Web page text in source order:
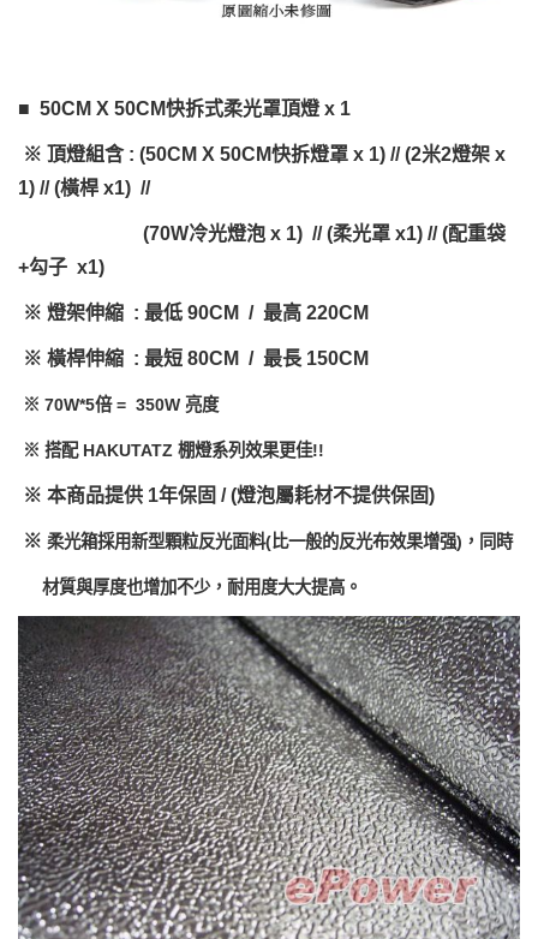
■ 50CM X 50CM快拆式柔光罩頂燈 x 1
※ 頂燈組含 : (50CM X 50CM快拆燈罩 x 1) // (2米2燈架 x
1) // (橫桿 x1) //
(70W冷光燈泡 x 1) // (柔光罩 x1) // (配重袋
+勾子 x1)
※ 燈架伸縮 : 最低 90CM / 最高 220CM
※ 橫桿伸縮 : 最短 80CM / 最長 150CM
※ 70W*5倍 = 350W 亮度
※ 搭配 HAKUTATZ 棚燈系列效果更佳!!
※ 本商品提供 1年保固 / (燈泡屬耗材不提供保固)
※ 柔光箱採用新型顆粒反光面料(比一般的反光布效果增强)，同時
材質與厚度也增加不少，耐用度大大提高。